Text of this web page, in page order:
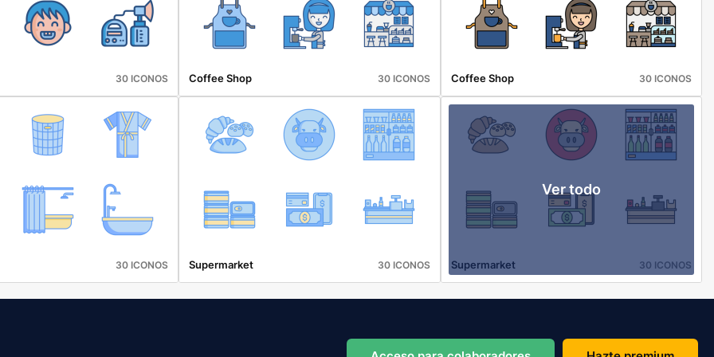
30 ICONOS Coffee Shop 30 ICONOS Coffee Shop 30 ICONOS
30 ICONOS Supermarket 30 ICONOS
Ver todo
Supermarket 30 ICONOS